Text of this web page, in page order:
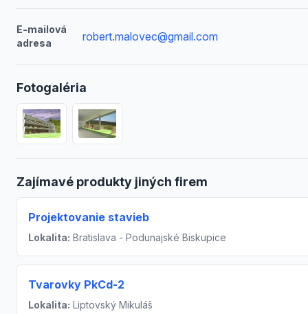
E-mailová
adresa
robert.malovec@gmail.com
Fotogaléria
Zajímavé produkty jiných firem
Projektovanie stavieb
Lokalita: Bratislava - Podunajské Biskupice
Tvarovky PkCd-2
Lokalita: Liptovský Mikuláš